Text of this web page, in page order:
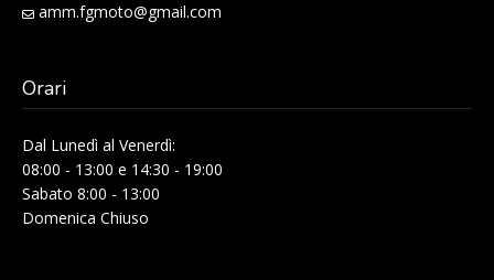
amm.fgmoto@gmail.com
Orari
Dal Lunedì al Venerdì:
08:00 - 13:00 e 14:30 - 19:00
Sabato 8:00 - 13:00
Domenica Chiuso